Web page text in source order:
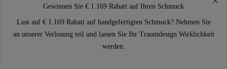
Gewinnen Sie € 1.169 Rabatt auf Ihren Schmuck
Lust auf € 1.169 Rabatt auf handgefertigten Schmuck? Nehmen Sie
an unserer Verlosung teil und lassen Sie Ihr Traumdesign Wirklichkeit
werden.